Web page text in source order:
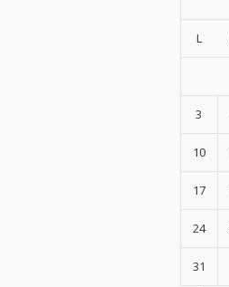
L
3
10
17
24
31